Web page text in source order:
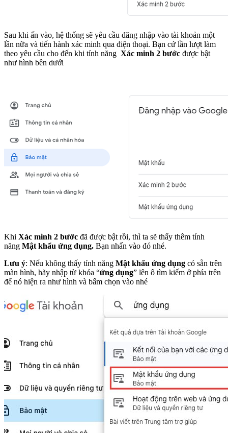
Sau khi ấn vào, hệ thống sẽ yêu cầu đăng nhập vào tài khoản một
lần nữa và tiến hành xác minh qua điện thoại. Bạn cứ lần lượt làm
theo yêu cầu cho đến khi tính năng Xác minh 2 bước được bật
như hình bên dưới
Khi Xác minh 2 bước đã được bật rồi, thì ta sẽ thấy thêm tính
năng Mật khẩu ứng dụng. Bạn nhấn vào đó nhé.
Lưu ý: Nếu không thấy tính năng Mật khẩu ứng dụng có sẵn trên
màn hình, hãy nhập từ khóa “ứng dụng” lên ô tìm kiếm ở phía trên
để nó hiện ra như hình và bấm chọn vào nhé